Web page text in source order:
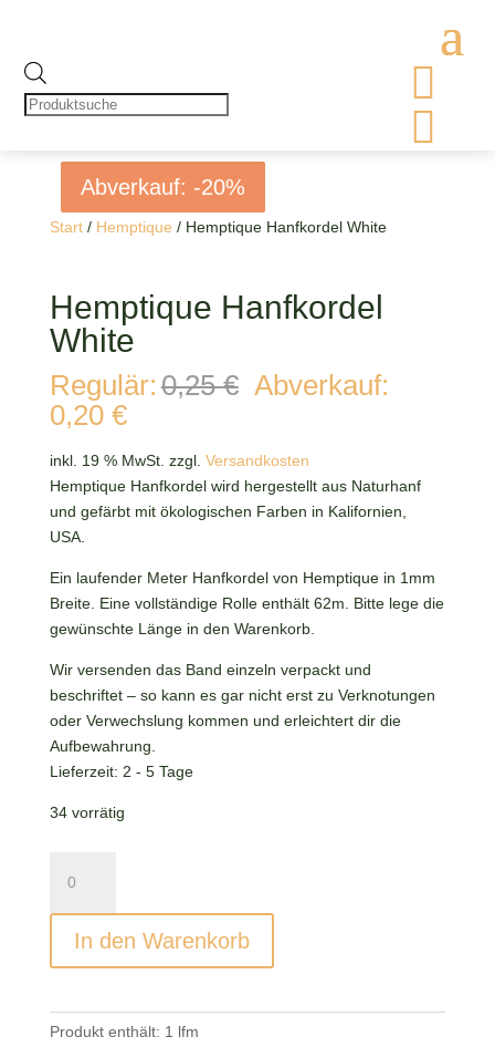
search


Start/ Hemptique / Hemptique Hanfkordel White
Abverkauf: -20%
Hemptique Hanfkordel
White
Regulär: 0,25€ Ursprünglicher
0,25 €
Abverkauf:
0,20 €Aktueller
ist:
0,20 €.
inkl. 19 % MwSt. zzgl. Versandkosten
Hemptique Hanfkordel wird hergestellt aus Naturhanf
und gefärbt mit ökologischen Farben in Kalifornien,
USA.
Ein laufender Meter Hanfkordel von Hemptique in 1mm
Breite. Eine vollständige Rolle enthält 62m. Bitte lege die
gewünschte Länge in den Warenkorb.
Wir versenden das Band einzeln verpackt und
beschriftet – so kann es gar nicht erst zu Verknotungen
oder Verwechslung kommen und erleichtert dir die
Aufbewahrung.
Lieferzeit: 2 - 5 Tage
34 vorrätig
Hanfkordel
White
MengeIn den Warenkorb
Produkt enthält: 1 lfm
Abverkauf: -20%
Abverkauf: -20%
Abverkauf: -20%